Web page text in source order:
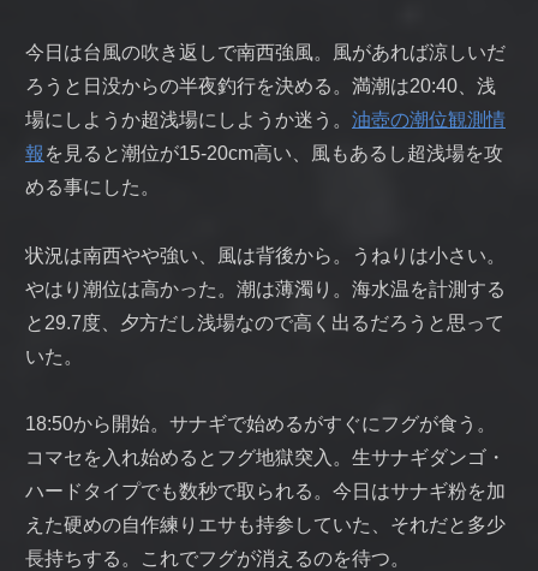
今日は台風の吹き返しで南西強風。風があれば涼しいだ
ろうと日没からの半夜釣行を決める。満潮は20:40、浅
場にしようか超浅場にしようか迷う。 油壺の潮位観測情
報 を見ると潮位が15-20cm高い、風もあるし超浅場を攻
める事にした。
状況は南西やや強い、風は背後から。うねりは小さい。
やはり潮位は高かった。潮は薄濁り。海水温を計測する
と29.7度、夕方だし浅場なので高く出るだろうと思って
いた。
18:50から開始。サナギで始めるがすぐにフグが食う。
コマセを入れ始めるとフグ地獄突入。生サナギダンゴ・
ハードタイプでも数秒で取られる。今日はサナギ粉を加
えた硬めの自作練りエサも持参していた、それだと多少
長持ちする。これでフグが消えるのを待つ。